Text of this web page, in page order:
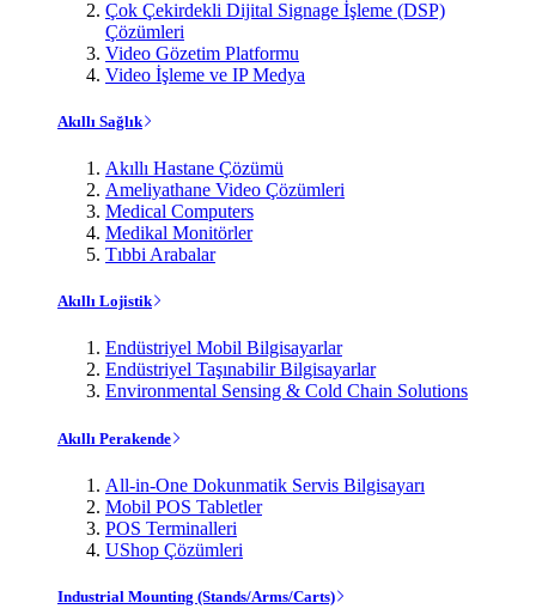
Çok Çekirdekli Dijital Signage İşleme (DSP)
Çözümleri
Video Gözetim Platformu
Video İşleme ve IP Medya
Akıllı Sağlık
Akıllı Hastane Çözümü
Ameliyathane Video Çözümleri
Medical Computers
Medikal Monitörler
Tıbbi Arabalar
Akıllı Lojistik
Endüstriyel Mobil Bilgisayarlar
Endüstriyel Taşınabilir Bilgisayarlar
Environmental Sensing & Cold Chain Solutions
Akıllı Perakende
All-in-One Dokunmatik Servis Bilgisayarı
Mobil POS Tabletler
POS Terminalleri
UShop Çözümleri
Industrial Mounting (Stands/Arms/Carts)